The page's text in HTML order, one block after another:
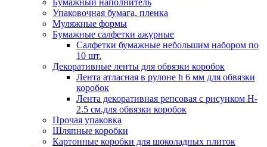
Бумажный наполнитель
Упаковочная бумага, пленка
Муляжные формы
Бумажные салфетки ажурные
Салфетки бумажные небольшим набором по
10 шт.
Декоративные ленты для обвязки коробок
Лента атласная в рулоне h 6 мм для обвязки
коробок
Лента декоративная репсовая с рисунком H-
2.5 см.для обвязки коробок
Прочая упаковка
Шляпные коробки
Картонные коробки для шоколадных плиток